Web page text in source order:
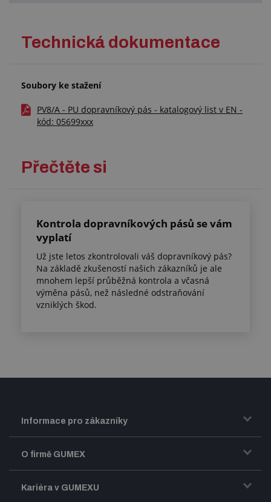
Technická dokumentace
Soubory ke stažení
PV8/A - PU dopravníkový pás - katalogový list v EN -
kód: 05699xxx
Přečtěte si
Kontrola dopravníkových pásů se vám
vyplatí
Už jste letos zkontrolovali váš dopravníkový pás?
Na základě zkušeností našich zákazníků je ale
mnohem lepší průběžná kontrola a včasná
výměna pásů, než následné odstraňování
vzniklých škod.
Informace pro zákazníky
Doprava a zasílání zboží
Obchodní podmínky
O firmě GUMEX
Představení firmy GUMEX
Kariéra v GUMEXU